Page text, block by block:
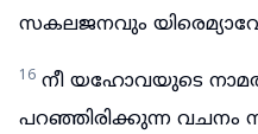
സകലജനവും
16 നീ യഹോവയുടെ
പറഞ്ഞിരിക്കുന്ന വചനം